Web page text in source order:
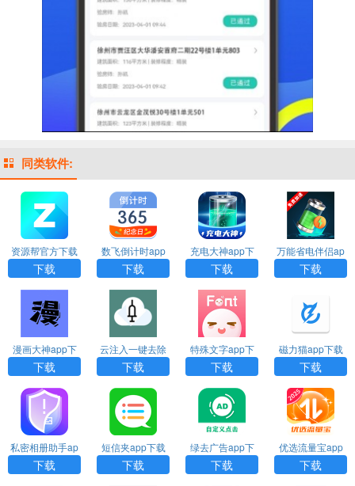
同类软件:
资源帮官方下载
下载
数飞倒计时app
下载
下载
充电大神app下
载
下载
万能省电伴侣ap
p下载
下载
漫画大神app下
载
下载
云注入一键去除
下载
下载
特殊文字app下
载
下载
磁力猫app下载
下载
私密相册助手ap
p下载安装
下载
短信夹app下载
安装
下载
绿去广告app下
载
下载
优选流量宝app
下载
下载